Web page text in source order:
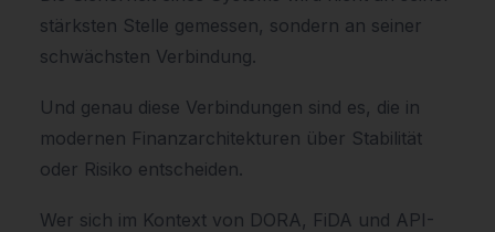
stärksten Stelle gemessen, sondern an seiner
schwächsten Verbindung.
Und genau diese Verbindungen sind es, die in
modernen Finanzarchitekturen über Stabilität
oder Risiko entscheiden.
Wer sich im Kontext von DORA, FiDA und API-